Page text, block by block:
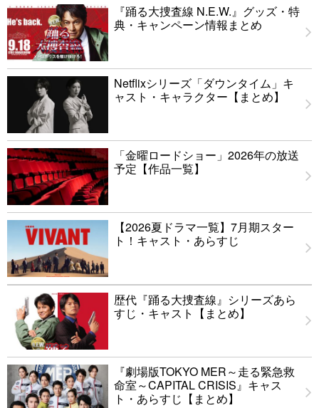
『踊る大捜査線 N.E.W.』グッズ・特
典・キャンペーン情報まとめ
Netflixシリーズ「ダウンタイム」キ
ャスト・キャラクター【まとめ】
「金曜ロードショー」2026年の放送
予定【作品一覧】
【2026夏ドラマ一覧】7月期スター
ト！キャスト・あらすじ
歴代『踊る大捜査線』シリーズあら
すじ・キャスト【まとめ】
『劇場版TOKYO MER～走る緊急救
命室～CAPITAL CRISIS』キャス
ト・あらすじ【まとめ】